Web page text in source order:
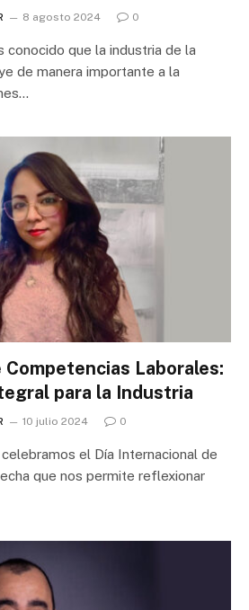
8 agosto 2024 0
que la industria de la
de manera importante a la
Laborales:
para la Industria
10 julio 2024 0
el Día Internacional de
que nos permite reflexionar